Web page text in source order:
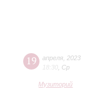
19 апреля 2023
18:30 Ср
Музиторий